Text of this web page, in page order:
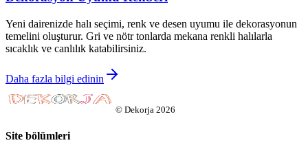
Yeni dairenizde halı seçimi, renk ve desen uyumu ile dekorasyonun
temelini oluşturur. Gri ve nötr tonlarda mekana renkli halılarla
sıcaklık ve canlılık katabilirsiniz.
Daha fazla bilgi edinin
© Dekorja 2026
Site bölümleri